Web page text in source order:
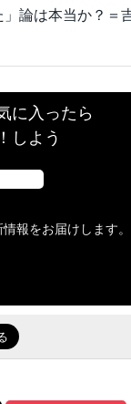
論は本当か？＝
に入ったら
しよう
報をお届けします。